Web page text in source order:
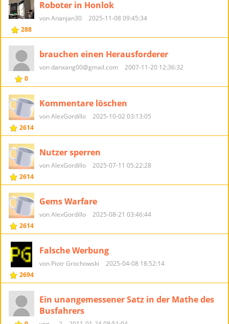
288
Roboter in Honlok
von Ananjan30 2025-11-08 09:45:34
0
brauchen einen Herausforderer
von danxang00@gmail.com 2007-11-20 12:36:32
2614
Kommentare löschen
von AlexGordillo 2025-10-02 03:13:05
2614
Nutzer sperren
von AlexGordillo 2025-07-11 05:22:28
2614
Gems Warfare
von AlexGordillo 2025-08-21 03:46:44
2694
Falsche Werbung
von Piotr Grochowski 2025-04-08 18:52:14
Ein unangemessener Satz in der Mathe des
Busfahrers